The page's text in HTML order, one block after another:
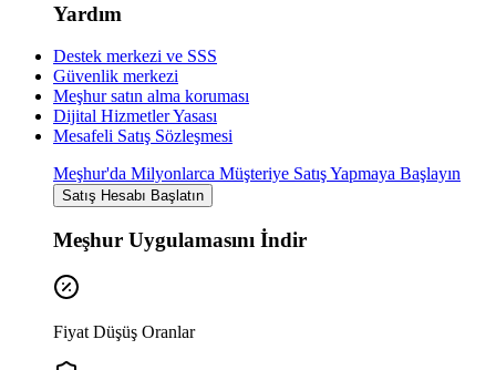
Yardım
Destek merkezi ve SSS
Güvenlik merkezi
Meşhur satın alma koruması
Dijital Hizmetler Yasası
Mesafeli Satış Sözleşmesi
Meşhur'da Milyonlarca Müşteriye Satış Yapmaya Başlayın
Satış Hesabı Başlatın
Meşhur Uygulamasını İndir
Fiyat Düşüş Oranlar